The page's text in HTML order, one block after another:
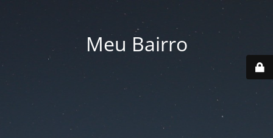
Meu Bairro